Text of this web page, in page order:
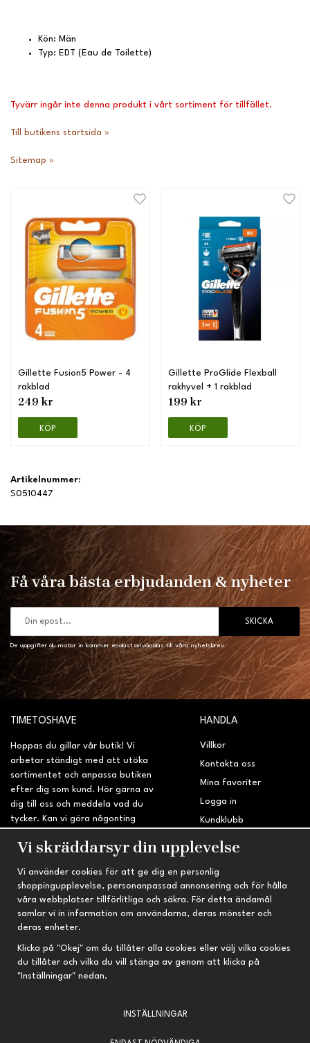
Kön: Män
Typ: EDT (Eau de Toilette)
Tyvärr ingår inte denna produkt i vårt sortiment för tillfället.
Till butikens startsida »
Sitemap »
Gillette Fusion5 Power - 4
rakblad
249 kr
KÖP
Gillette ProGlide Flexball
rakhyvel + 1 rakblad
199 kr
KÖP
Artikelnummer:
S0510447
Få våra bästa erbjudanden & nyheter
SKICKA
De uppgifter du matar in kommer endast användas till våra nyhetsbrev.
TIMETOSHAVE
Hoppas du gillar vår butik! Vi
arbetar ständigt med att utöka
sortimentet och anpassa butiken
efter dig som kund. Hör gärna av
dig till oss och meddela vad du
tycker. Kan vi göra någonting
sidan?
HANDLA
Villkor
Kontakta oss
Mina favoriter
Logga in
Kundklubb
INFORMATION
Om oss
Nyheter
Nyhetsbrev
Om cookies
Prenumeration
TRYGG HANDEL
Fri frakt vid köp över 695 kr
Kvalitetsprodukter till kanonpris
Vi skräddarsyr din upplevelse
Vi använder cookies för att ge dig en personlig
shoppingupplevelse, personanpassad annonsering och för hålla
våra webbplatser tillförlitliga och säkra. För detta ändamål
samlar vi in information om användarna, deras mönster och
deras enheter.
Klicka på "Okej" om du tillåter alla cookies eller välj vilka cookies
du tillåter och vilka du vill stänga av genom att klicka på
"Inställningar" nedan.
INSTÄLLNINGAR